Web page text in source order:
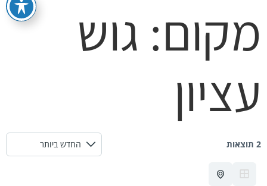
מקום: גוש
עציון
2 תוצאות